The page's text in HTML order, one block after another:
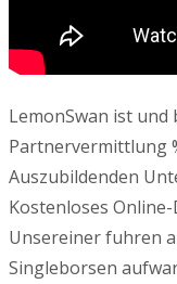
LemonSwan ist
Partnervermittlung
Auszubildenden
Kostenloses
Unsereiner fuhren
Singleborsen